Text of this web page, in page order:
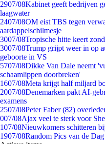
2907/08Kabinet geeft bedrijven
laagwater
2407/08OM eist TBS tegen
aardappelschilmesje
3007/08Tropische hitte keert
3007/08Trump grijpt weer in op
geboorte in VS
5707/08Dikke Van Dale neemt
schaamlippen doorbreken'
1607/08Meta krijgt half miljard
2007/08Denemarken pakt AI-
examens
2507/08Peter Faber (82)
007/08Ajax veel te sterk voor
107/08Nieuwkomers schitteren
1907/08Random Pics van de